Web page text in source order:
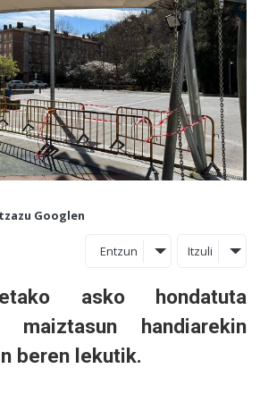
Googlen
Entzun Itzuli
asko hondatuta
handiarekin
beren lekutik.